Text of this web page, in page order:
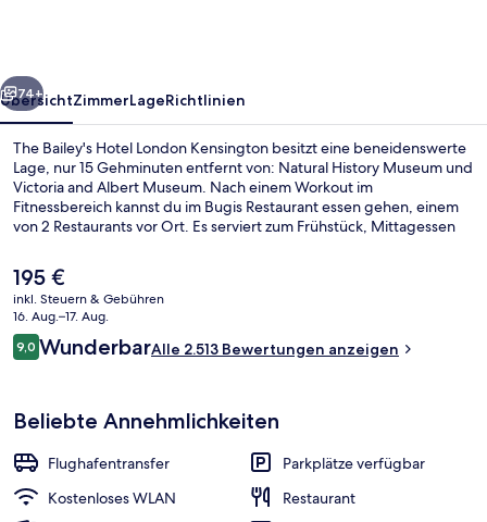
Weiter
74+
ÜbersichtZimmerLageRichtlinien
The Bailey's Hotel London Kensington besitzt eine beneidenswerte
Lage, nur 15 Gehminuten entfernt von: Natural History Museum und
Victoria and Albert Museum. Nach einem Workout im
Fitnessbereich kannst du im Bugis Restaurant essen gehen, einem
von 2 Restaurants vor Ort. Es serviert zum Frühstück, Mittagessen
Bar/Lounge und eine Snackbar. Andere Reisende schätzen die Lage
für die Möglichkeiten zum Sightseeing und die Nähe zu
öffentlichen Verkehrsmitteln: Die U-Bahn-Station Gloucester Road
ist nur wenige Schritte und die U-Bahn-Station South Kensington ist
8 Gehminuten entfernt.
Der
aktuelle
Preis
beträgt
195 €.
195 €
inkl. Steuern & Gebühren
16. Aug.–17. Aug.
Bewertungen
9,09,0 von 10.
WunderbarAlle 2.513 Bewertungen anzeigen
Beliebte Annehmlichkeiten
Flughafentransfer
Parkplätze verfügbar
Kostenloses WLAN
Restaurant